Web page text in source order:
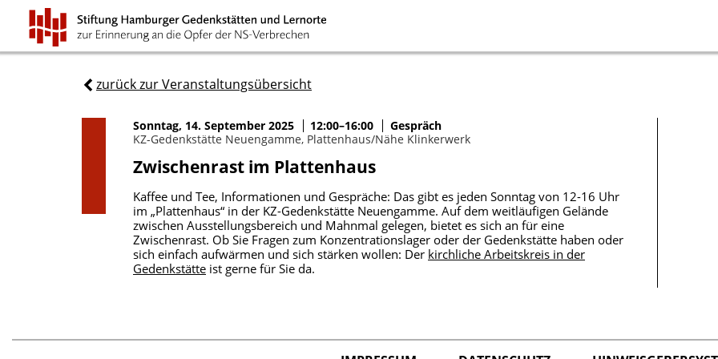
zurück zur Veranstaltungsübersicht
Sonntag, 14. September 2025 12:00–16:00
Gespräch
KZ-Gedenkstätte Neuengamme, Plattenhaus/Nähe Klinkerwerk
Zwischenrast im Plattenhaus
Kaffee und Tee, Informationen und Gespräche: Das gibt es jeden Sonntag von 12-16 Uhr
im „Plattenhaus“ in der KZ-Gedenkstätte Neuengamme. Auf dem weitläufigen Gelände
zwischen Ausstellungsbereich und Mahnmal gelegen, bietet es sich an für eine
Zwischenrast. Ob Sie Fragen zum Konzentrationslager oder der Gedenkstätte haben oder
sich einfach aufwärmen und sich stärken wollen: Der kirchliche Arbeitskreis in der
Gedenkstätte ist gerne für Sie da.